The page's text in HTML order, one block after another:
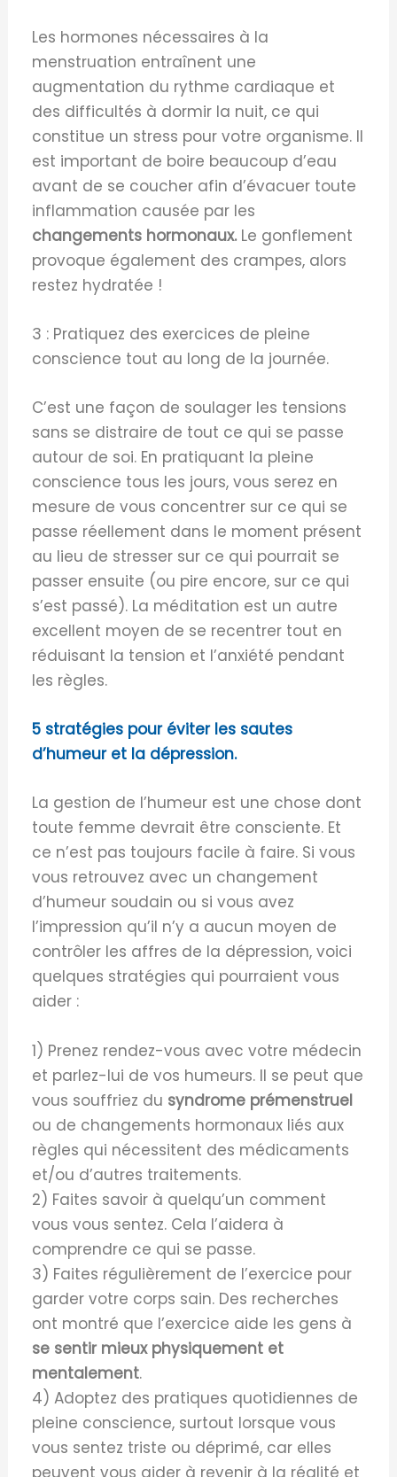
Les hormones nécessaires à la
menstruation entraînent une
augmentation du rythme cardiaque et
des difficultés à dormir la nuit, ce qui
constitue un stress pour votre organisme. Il
est important de boire beaucoup d’eau
avant de se coucher afin d’évacuer toute
inflammation causée par les
changements hormonaux.Le gonflement
provoque également des crampes, alors
restez hydratée !
3 : Pratiquez des exercices de pleine
conscience tout au long de la journée.
C’est une façon de soulager les tensions
sans se distraire de tout ce qui se passe
autour de soi. En pratiquant la pleine
conscience tous les jours, vous serez en
mesure de vous concentrer sur ce qui se
passe réellement dans le moment présent
au lieu de stresser sur ce qui pourrait se
passer ensuite (ou pire encore, sur ce qui
s’est passé). La méditation est un autre
excellent moyen de se recentrer tout en
réduisant la tension et l’anxiété pendant
les règles.
5 stratégies pour éviter les sautes
d’humeur et la dépression.
La gestion de l’humeur est une chose dont
toute femme devrait être consciente. Et
ce n’est pas toujours facile à faire. Si vous
vous retrouvez avec un changement
d’humeur soudain ou si vous avez
l’impression qu’il n’y a aucun moyen de
contrôler les affres de la dépression, voici
quelques stratégies qui pourraient vous
aider :
1) Prenez rendez-vous avec votre médecin
et parlez-lui de vos humeurs. Il se peut que
vous souffriez du syndrome prémenstruel
ou de changements hormonaux liés aux
règles qui nécessitent des médicaments
et/ou d’autres traitements.
2) Faites savoir à quelqu’un comment
vous vous sentez. Cela l’aidera à
comprendre ce qui se passe.
3) Faites régulièrement de l’exercice pour
garder votre corps sain. Des recherches
ont montré que l’exercice aide les gens à
se sentir mieux physiquement et
mentalement.
4) Adoptez des pratiques quotidiennes de
pleine conscience, surtout lorsque vous
vous sentez triste ou déprimé, car elles
peuvent vous aider à revenir à la réalité et